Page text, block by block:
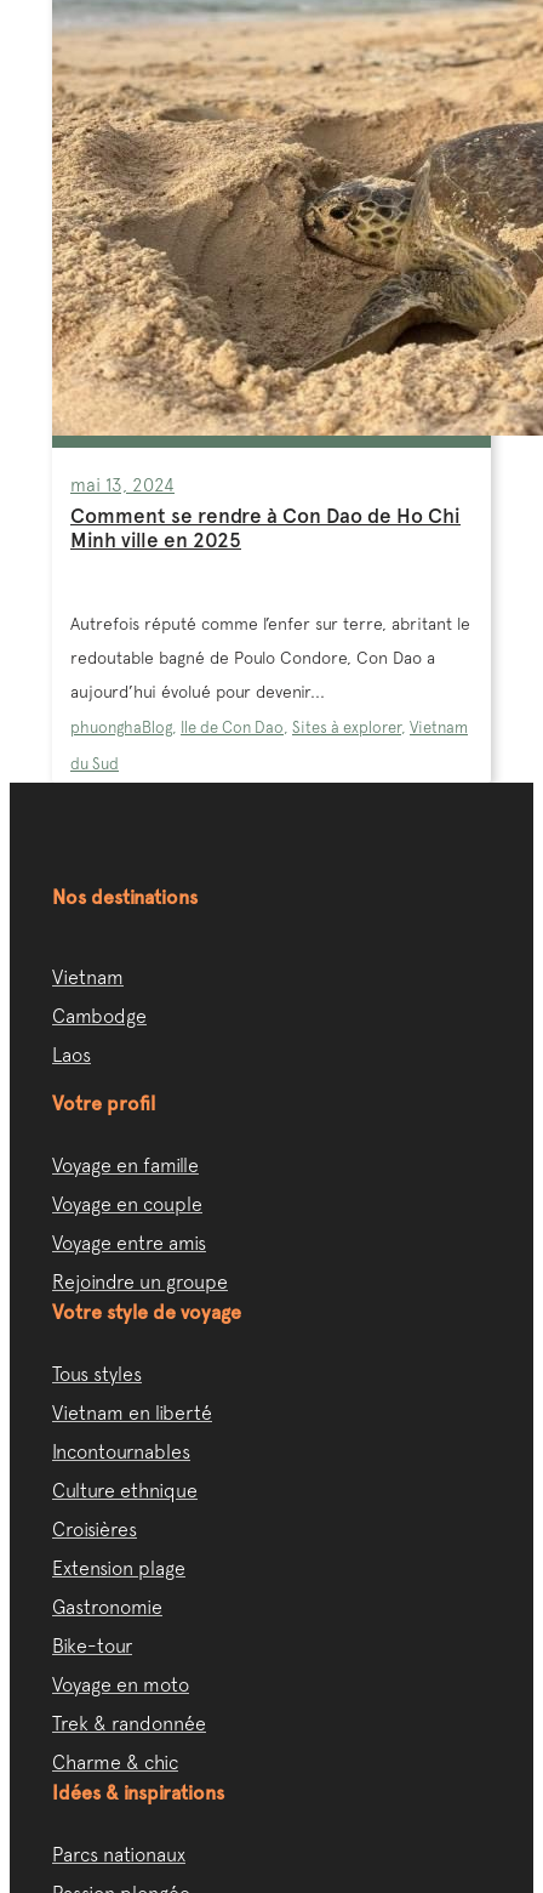
mai 13, 2024
Comment se rendre à Con Dao de Ho Chi
Minh ville en 2025
Autrefois réputé comme l’enfer sur terre, abritant le
redoutable bagné de Poulo Condore, Con Dao a
aujourd’hui évolué pour devenir...
phuongha Blog Ile de Con Dao Sites à explorer, Vietnam
du Sud
Nos destinations
Vietnam
Cambodge
Laos
Votre profil
Voyage en famille
Voyage en couple
Voyage entre amis
Rejoindre un groupe
Votre style de voyage
Tous styles
Vietnam en liberté
Incontournables
Culture ethnique
Croisières
Extension plage
Gastronomie
Bike-tour
Voyage en moto
Trek & randonnée
Charme & chic
Idées & inspirations
Parcs nationaux